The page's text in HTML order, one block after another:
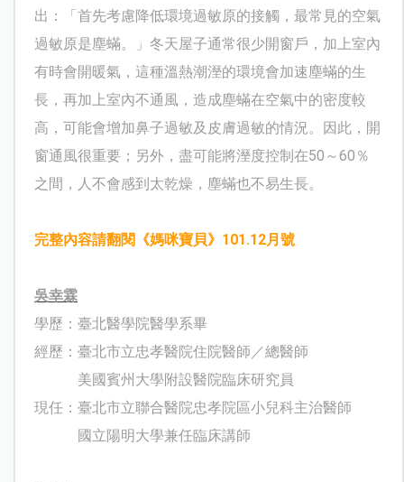
出：「首先考慮降低環境過敏原的接觸，最常見的空氣
過敏原是塵蟎。」冬天屋子通常很少開窗戶，加上室內
有時會開暖氣，這種溫熱潮溼的環境會加速塵蟎的生
長，再加上室內不通風，造成塵蟎在空氣中的密度較
高，可能會增加鼻子過敏及皮膚過敏的情況。因此，開
窗通風很重要；另外，盡可能將溼度控制在50～60％
之間，人不會感到太乾燥，塵蟎也不易生長。
完整內容請翻閱《媽咪寶貝》 101.12月號
吳幸霖
學歷：臺北醫學院醫學系畢
經歷：臺北市立忠孝醫院住院醫師／總醫師
美國賓州大學附設醫院臨床研究員
現任：臺北市立聯合醫院忠孝院區小兒科主治醫師
國立陽明大學兼任臨床講師